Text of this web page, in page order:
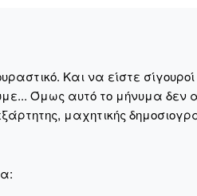
Και να είστε σίγουροί
Όμως αυτό το μήνυμα
μαχητικής